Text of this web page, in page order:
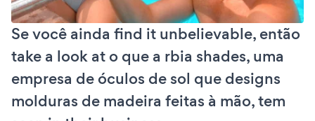
Se você ainda find it unbelievable, então
take a look at o que a rbia shades, uma
empresa de óculos de sol que designs
molduras de madeira feitas à mão, tem